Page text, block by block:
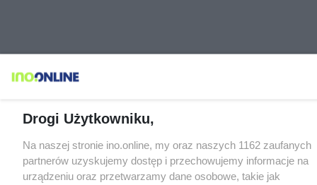
Drogi Użytkowniku,
Na naszej stronie ino.online, my oraz naszych 1162 zaufanych
partnerów uzyskujemy dostęp i przechowujemy informacje na
urządzeniu oraz przetwarzamy dane osobowe, takie jak